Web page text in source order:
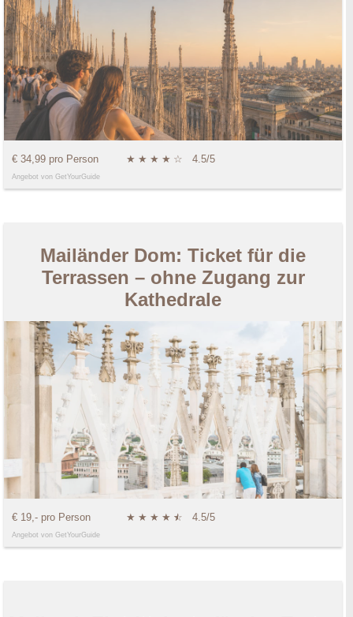
€ 34,99 pro Person ★ ★ ★ ★ ☆ 4.5/5
Angebot von GetYourGuide
Mailänder Dom: Ticket für die
Terrassen – ohne Zugang zur
Kathedrale
€ 19,- pro Person ★ ★ ★ ★ ★
☆ 4.5/5
Angebot von GetYourGuide